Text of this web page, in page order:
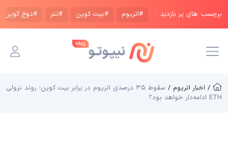
برچسب های پر بازدید : #اتریوم #بیت کوین #تتر #دوج کوین
/ اخبار اتریوم /
سقوط ۳۵ درصدی اتریوم در برابر بیت کوین؛ روند نزولی
ETH ادامه‌دار خواهد بود؟